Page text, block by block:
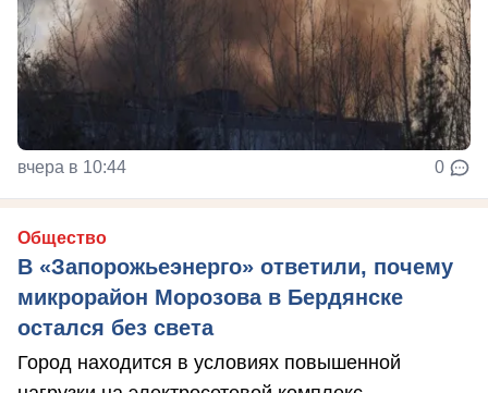
вчера в 10:44 0
Общество
В «Запорожьеэнерго» ответили, почему
микрорайон Морозова в Бердянске
остался без света
Город находится в условиях повышенной